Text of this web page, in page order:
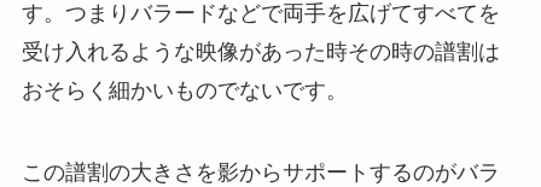
す。つまりバラードなどで両手を広げてすべてを
受け入れるような映像があった時その時の譜割は
おそらく細かいものでないです。
この譜割の大きさを影からサポートするのがバラ